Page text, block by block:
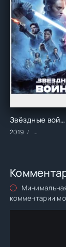
Звёздные войны: Скайуокер. Восход ()
2019 Фильмы/
комментарии